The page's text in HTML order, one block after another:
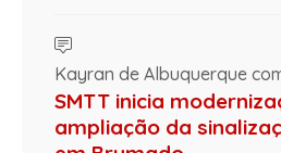
Kayran de Albuquerque
SMTT inicia
ampliação da